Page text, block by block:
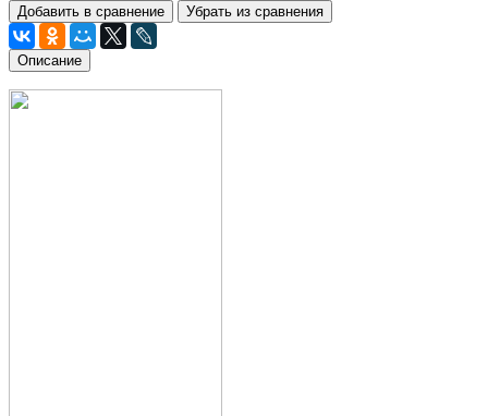
Добавить в сравнение Убрать из сравнения
Описание